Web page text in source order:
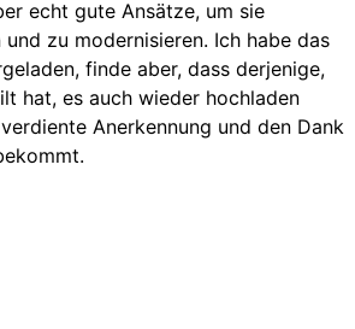
echt gute Ansätze, um sie
zu modernisieren. Ich habe das
finde aber, dass derjenige,
hat, es auch wieder hochladen
Anerkennung und den Dank